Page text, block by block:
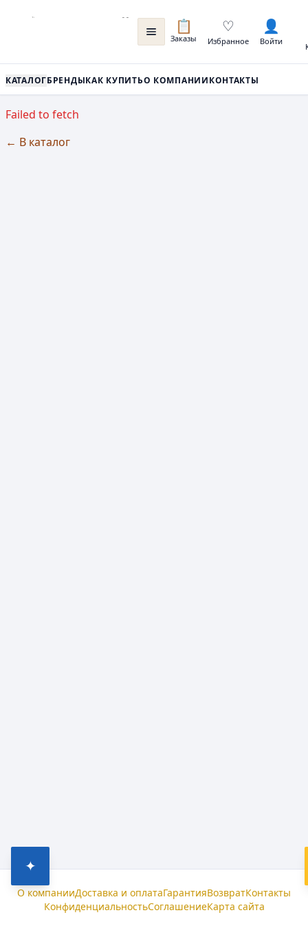
📋
Заказы
♡
Избранное
👤
Войти
КАТАЛОГБРЕНДЫКАК КУПИТЬО КОМПАНИИКОНТАКТЫ
Failed to fetch
← В каталог
✦
О компанииДоставка и оплатаГарантияВозвратКонтакты
КонфиденциальностьСоглашениеКарта сайта